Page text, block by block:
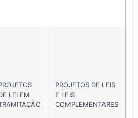
LEI EM
PROJETOS DE LEIS
E LEIS
COMPLEMENTARES